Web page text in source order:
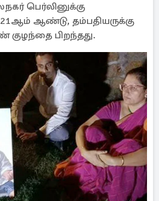
பெர்லினுக்கு
ஆண்டு, தம்பதியருக்கு
பிறந்தது.